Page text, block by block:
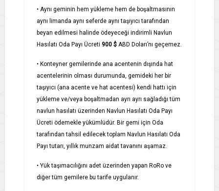
• Aynı geminin hem yükleme hem de boşaltmasının
aynı limanda aynı seferde aynı taşıyıcı tarafından
beyan edilmesi halinde ödeyeceği indirimli Navlun
Hasılatı Oda Payı Ücreti 900 $ ABD Doları’nı geçemez.
• Konteyner gemilerinde ana acentenin dışında hat
acentelerinin olması durumunda, gemideki her bir
taşıyıcı (ana acente ve hat acentesi) kendi hattı için
yükleme ve/veya boşaltmadan ayrı ayrı sağladığı tüm
navlun hasılatı üzerinden Navlun Hasılatı Oda Payı
Ücreti ödemekle yükümlüdür. Bir gemi için Oda
tarafından tahsil edilecek toplam Navlun Hasılatı Oda
Payı tutarı, yıllık munzam aidat tavanını aşamaz.
• Yük taşımacılığını adet üzerinden yapan RoRo ve
diğer tüm gemilere bu tarife uygulanır.